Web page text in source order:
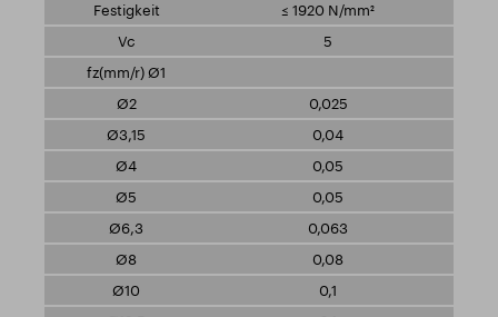
≤ 1920 N/mm²
5
0,025
0,04
0,05
0,05
0,063
0,08
0,1